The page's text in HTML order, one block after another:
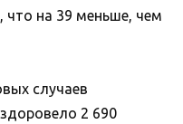
что на 39 меньше, чем
случаев
2 690